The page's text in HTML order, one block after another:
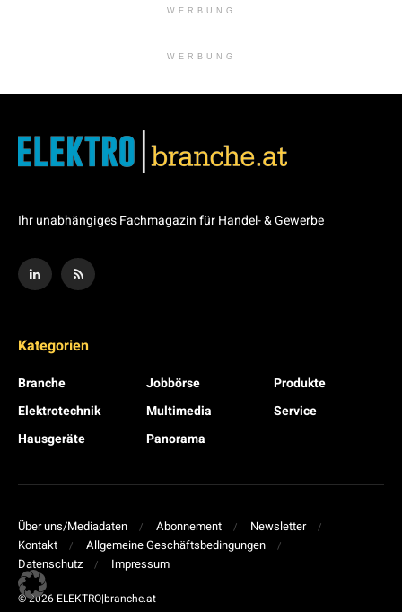
WERBUNG
WERBUNG
Ihr unabhängiges Fachmagazin für Handel- & Gewerbe
Kategorien
Branche
Elektrotechnik
Hausgeräte
Jobbörse
Multimedia
Panorama
Produkte
Service
Über uns/Mediadaten Abonnement
Newsletter
Kontakt
Allgemeine Geschäftsbedingungen
Datenschutz
Impressum
© 2026 ELEKTRO|branche.at